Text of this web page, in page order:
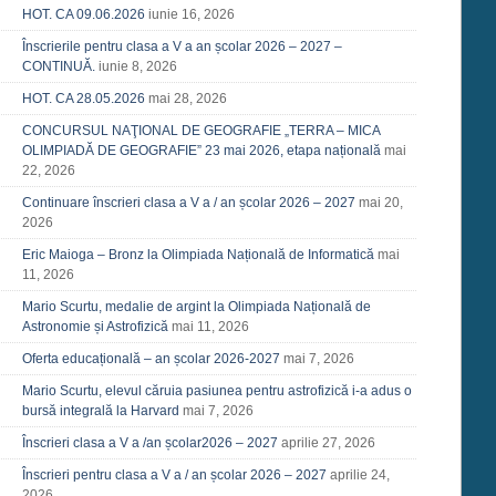
HOT. CA 09.06.2026 iunie 16, 2026
Înscrierile pentru clasa a V a an școlar 2026 – 2027 –
CONTINUĂ. iunie 8, 2026
HOT. CA 28.05.2026 mai 28, 2026
CONCURSUL NAŢIONAL DE GEOGRAFIE „TERRA – MICA
OLIMPIADĂ DE GEOGRAFIE” 23 mai 2026, etapa națională mai
22, 2026
Continuare înscrieri clasa a V a / an școlar 2026 – 2027 mai 20,
2026
Eric Maioga – Bronz la Olimpiada Națională de Informatică mai
11, 2026
Mario Scurtu, medalie de argint la Olimpiada Națională de
Astronomie și Astrofizică mai 11, 2026
Oferta educațională – an școlar 2026-2027 mai 7, 2026
Mario Scurtu, elevul căruia pasiunea pentru astrofizică i-a adus o
bursă integrală la Harvard mai 7, 2026
Înscrieri clasa a V a /an școlar2026 – 2027 aprilie 27, 2026
Înscrieri pentru clasa a V a / an școlar 2026 – 2027 aprilie 24,